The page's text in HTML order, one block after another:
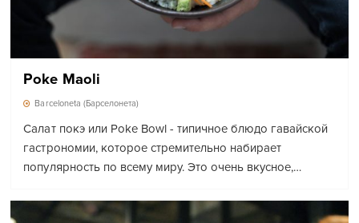
Poke Maoli
Barceloneta (Барселонета)
Салат покэ или Poke Bowl - типичное блюдо гавайской
гастрономии, которое стремительно набирает
популярность по всему миру. Это очень вкусное,…